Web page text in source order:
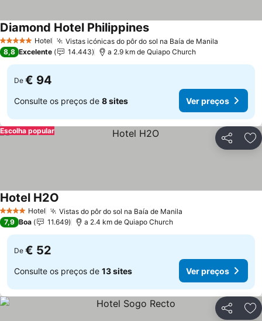
5 Estrelas Hotel Vistas icónicas do pôr do sol na Baía de Manila
Diamond Hotel Philippines
8,8 Excelente 14.443 a 2.9 km de Quiapo Church
De € 94
Consulte os preços de 8 sites Ver preços
Partilhar
Escolha popular
4 EstrelasHotel Vistas do pôr do sol na Baía de Manila
Hotel H2O
7,9 Boa 11.649 a 2.4 km de Quiapo Church
De € 52
Consulte os preços de 13 sites Ver preços
Partilhar